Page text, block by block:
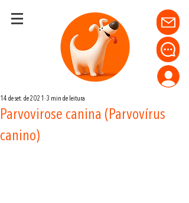
Parvovirose canina (Parvovírus
canino)
14 de set. de 2021 3 min de leitura